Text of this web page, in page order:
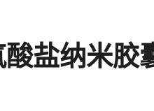
盐纳米胶